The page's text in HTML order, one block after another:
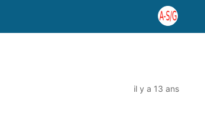
il y a 13 ans